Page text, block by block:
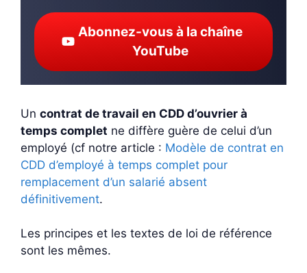
Abonnez-vous à la chaîne
YouTube
Un contrat de travail en CDD d’ouvrier à
temps complet ne diffère guère de celui d’un
employé (cf notre article : Modèle de contrat en
CDD d’employé à temps complet pour
remplacement d’un salarié absent
définitivement.
Les principes et les textes de loi de référence
sont les mêmes.